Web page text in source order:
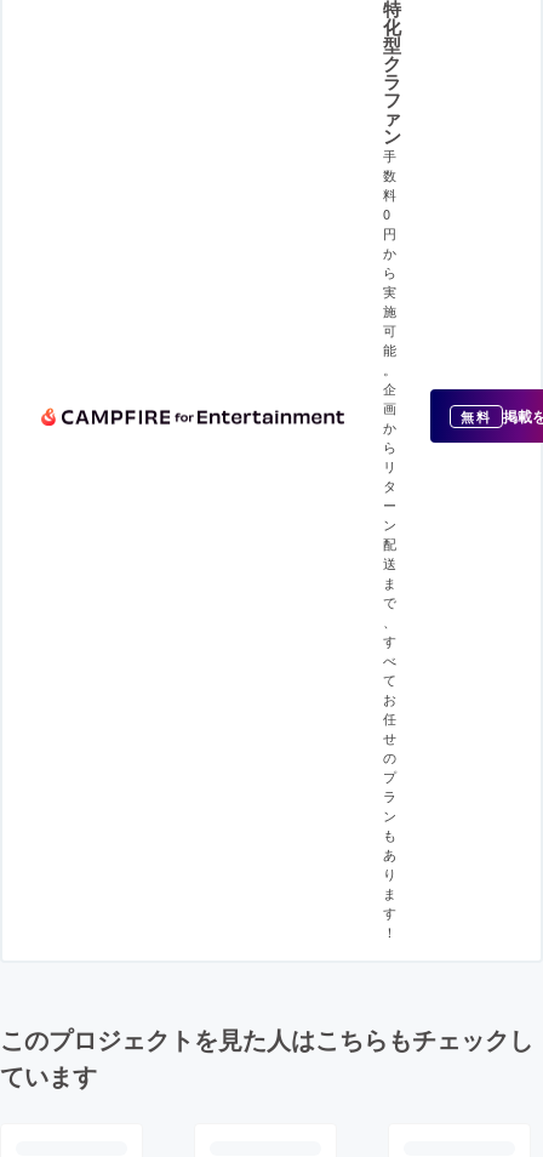
特
化
型
ク
ラ
フ
ァ
ン
手
数
料
0
円
か
ら
実
施
可
能
。
企
画
か
ら
リ
タ
ー
ン
配
送
ま
で
、
す
べ
て
お
任
せ
の
プ
ラ
ン
も
あ
り
ま
す
！
無料 掲載
このプロジェクトを見た人はこちらもチェックし
ています